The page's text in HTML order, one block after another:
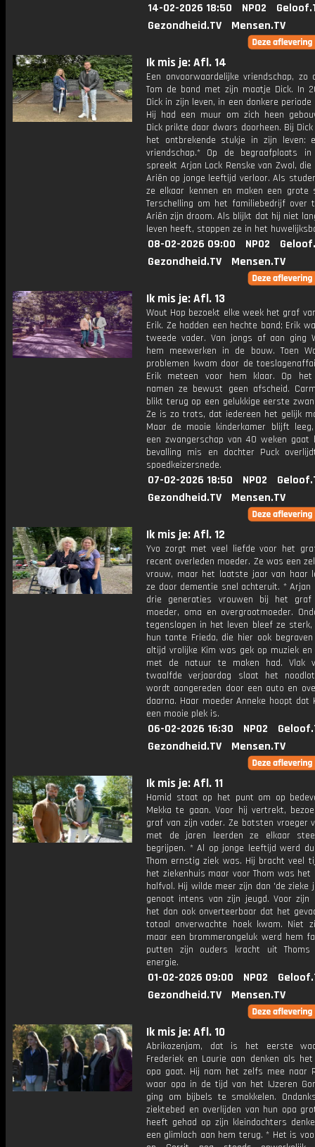
14-02-2026 18:50 NPO2
Gezondheid.TV
Mensen.TV
Ik mis je: Afl. 14
Een onvoorwaardelijke vriendschap, zo
Tom de band met zijn maatje Dick. In
Dick in zijn leven, in een donkere periode
Hij had een muur om zich heen
Dick prikte daar dwars doorheen. Bij Dick
het ontbrekende stukje in zijn leven:
vriendschap.* Op de begraafplaats in
spreekt Arjan Lock Renske van Zwol,
Ariën op jonge leeftijd verloor. Als
ze elkaar kennen en maken een grote
Terschelling om het familiebedrijf over
Ariën zijn droom. Als blijkt dat hij niet
leven heeft, stappen ze in het
08-02-2026 09:00 NPO2
Gezondheid.TV
Mensen.TV
Ik mis je: Afl. 13
Wout Hop bezoekt elke week het graf
Erik. Ze hadden een hechte band; Erik
tweede vader. Van jongs af aan ging
hem meewerken in de bouw. Toen
problemen kwam door de
Erik meteen voor hem klaar. Op
namen ze bewust geen afscheid.
blikt terug op een gelukkige eerste
Ze is zo trots, dat iedereen het gelijk
Maar de mooie kinderkamer blijft
een zwangerschap van 40 weken gaat
bevalling mis en dochter Puck
spoedkeizersnede.
07-02-2026 18:50 NPO2
Gezondheid.TV
Mensen.TV
Ik mis je: Afl. 12
Yvo zorgt met veel liefde voor het
recent overleden moeder. Ze was een
vrouw, maar het laatste jaar van haar
ze door dementie snel achteruit. * Arjan
drie generaties vrouwen bij het
moeder, oma en overgrootmoeder.
tegenslagen in het leven bleef ze
hun tante Frieda, die hier ook
altijd vrolijke Kim was gek op muziek
met de natuur te maken had. Vlak
twaalfde verjaardag slaat het
wordt aangereden door een auto en
daarna. Haar moeder Anneke hoopt dat
een mooie plek is.
06-02-2026 16:30 NPO2
Gezondheid.TV
Mensen.TV
Ik mis je: Afl. 11
Hamid staat op het punt om op
Mekka te gaan. Voor hij vertrekt,
graf van zijn vader. Ze botsten vroeger
met de jaren leerden ze elkaar
begrijpen. * Al op jonge leeftijd werd
Thom ernstig ziek was. Hij bracht veel
het ziekenhuis maar voor Thom was
halfvol. Hij wilde meer zijn dan 'de zieke
genoot intens van zijn jeugd. Voor zijn
het dan ook onverteerbaar dat het
totaal onverwachte hoek kwam. Niet
maar een brommerongeluk werd hem
putten zijn ouders kracht uit Thoms
energie.
01-02-2026 09:00 NPO2
Gezondheid.TV
Mensen.TV
Ik mis je: Afl. 10
Abrikozenjam, dat is het eerste
Frederiek en Laurie aan denken als
opa gaat. Hij nam het zelfs mee naar
waar opa in de tijd van het IJzeren
ging om bijbels te smokkelen.
ziektebed en overlijden van hun opa
heeft gehad op zijn kleindochters
een glimlach aan hem terug. * Het is